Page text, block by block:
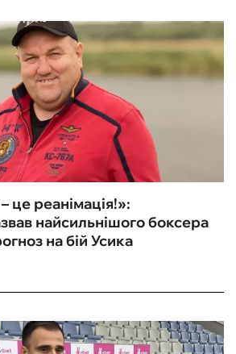
це реанімація!»:
найсильнішого боксера
на бій Усика